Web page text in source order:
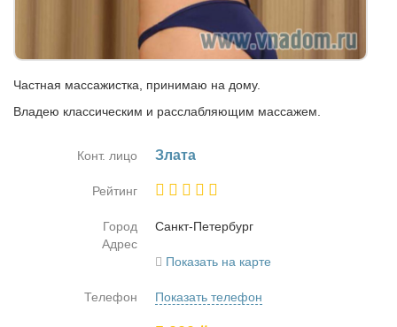
Частная массажистка, принимаю на дому.
Владею классическим и расслабляющим массажем.
Конт. лицо Зла­та
Рейтинг
Город
Санкт-Пе­тер­бург
Адрес
Показать на карте
Телефон Показать телефон